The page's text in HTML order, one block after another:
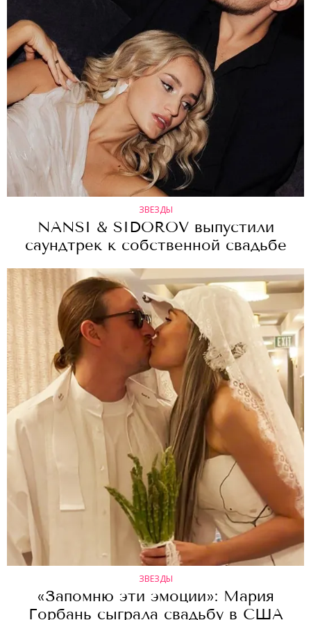
ЗВЕЗДЫ
NANSI & SIDOROV выпустили
саундтрек к собственной свадьбе
ЗВЕЗДЫ
«Запомню эти эмоции»: Мария
Горбань сыграла свадьбу в США